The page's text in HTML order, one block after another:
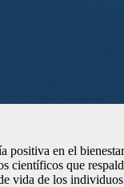
en el
científicos que
vida de los